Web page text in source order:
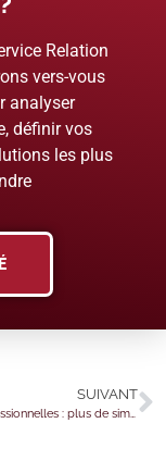
Relation
vers-vous
analyser
définir vos
les plus
SUIVANT
Normes professionnelles : plus de simplicité, plus d’accessibilité